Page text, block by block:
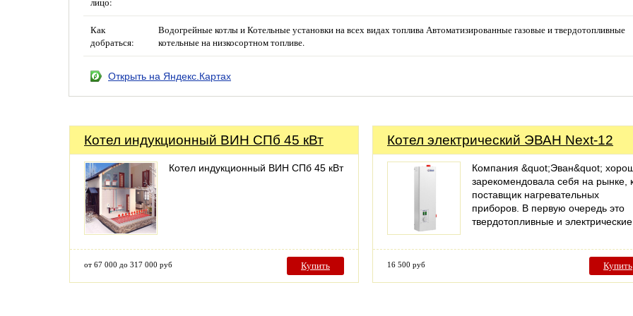
Как
добраться:
Водогрейные котлы и Котельные установки на всех видах топлива Автоматизированные газовые и твердотопливные
котельные на низкосортном топливе.
Открыть на Яндекс.Картах
Котел индукционный ВИН СПб 45 кВт
Котел индукционный ВИН СПб 45 кВт
от 67 000 до 317 000 руб Купить
Котел электрический ЭВАН Next-12
Компания &quot;Эван&quot;
зарекомендовала себя на рынке,
поставщик нагревательных
приборов. В первую очередь это
твердотопливные и
16 500 руб Купить